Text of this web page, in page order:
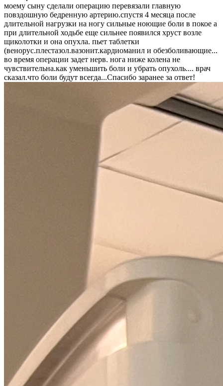
моему сыну сделали операцию перевязали главную
повздошную бедренную артерию.спустя 4 месяца после
длительной нагрузки на ногу сильные ноющие боли в покое а
при длительной ходьбе еще сильнее появился хруст возле
щиколотки и она опухла. пьет таблетки
(венорус.плестазол.вазонит.кардиоманил и обезболивающие...
во время операции задет нерв. нога ниже колена не
чувствительна.как уменьшить боли и убрать опухоль.... врач
сказал.что боли будут всегда...Cпасибо заранее за ответ!